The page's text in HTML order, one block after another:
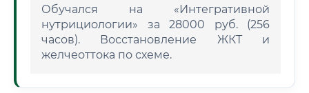
Обучался на «Интегративной
нутрициологии» за 28000 руб. (256
часов). Восстановление ЖКТ и
желчеоттока по схеме.